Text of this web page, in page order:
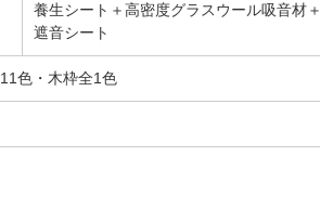
養生シート＋高密度グラスウール吸音材＋
遮音シート
色・木枠全1色